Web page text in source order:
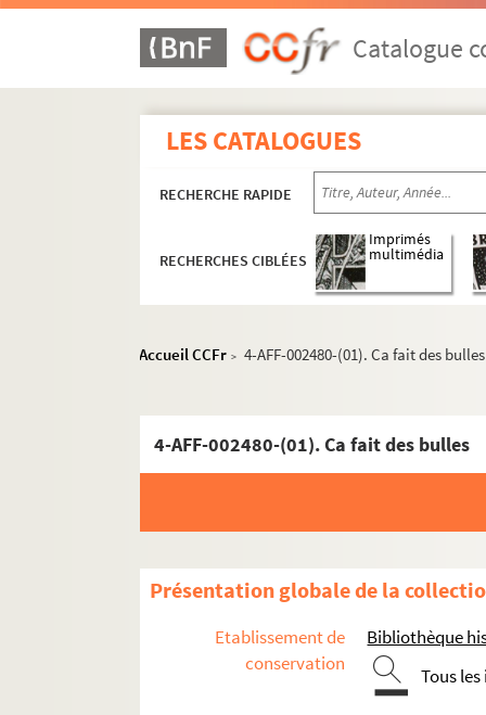
Catalogue
LES CATALOGUES
RECHERCHE RAPIDE
RECHERCHES CIBLÉES
Imprimés
multimédia
Accueil CCFr > 4-AFF-002480-(01). Ca fait des bulles
4-AFF-002480-(01). Ca fait des bulles
Présentation globale de la
Etablissement de
conservation
Bibliothèque
Tous
16e arrondissement
17e arrondissement